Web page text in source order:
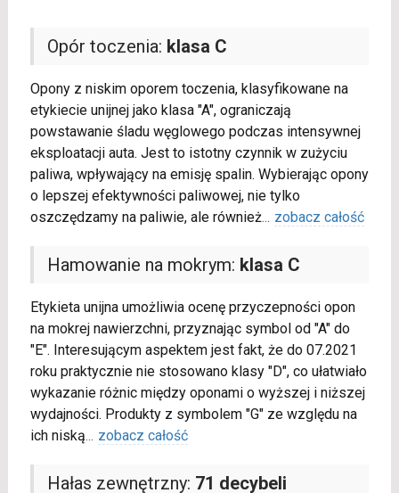
Opór toczenia: klasa C
Opony z niskim oporem toczenia, klasyfikowane na
etykiecie unijnej jako klasa "A", ograniczają
powstawanie śladu węglowego podczas intensywnej
eksploatacji auta. Jest to istotny czynnik w zużyciu
paliwa, wpływający na emisję spalin. Wybierając opony
o lepszej efektywności paliwowej, nie tylko
oszczędzamy na paliwie, ale również... zobacz całość
Hamowanie na mokrym: klasa C
Etykieta unijna umożliwia ocenę przyczepności opon
na mokrej nawierzchni, przyznając symbol od "A" do
"E". Interesującym aspektem jest fakt, że do 07.2021
roku praktycznie nie stosowano klasy "D", co ułatwiało
wykazanie różnic między oponami o wyższej i niższej
wydajności. Produkty z symbolem "G" ze względu na
ich niską... zobacz całość
Hałas zewnętrzny: 71 decybeli